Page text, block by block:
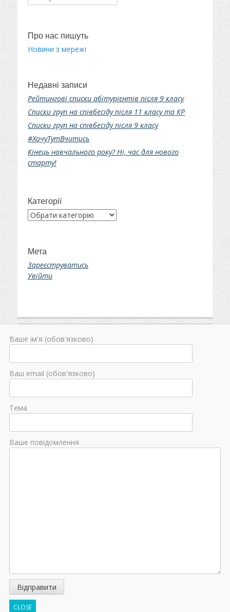
Про нас пишуть
Новини з мережі
Недавні записи
Рейтингові списки абітурієнтів після 9 класу
Списки груп на співбесіду після 11 класу та КР
Списки груп на співбесіду після 9 класу
#ХочуТутВчитись
Кінець навчального року? Ні, час для нового
старту!
Категорії
Категорії
Мета
Зареєструватись
Увійти
Ваше ім'я (обов'язково)
Ваш email (обов'язково)
Тема
Ваше повідомлення
CLOSE